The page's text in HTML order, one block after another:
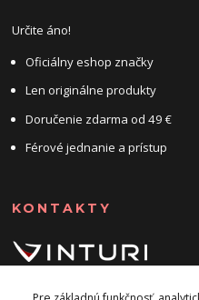
Určite áno!
Oficiálny eshop značky
Len originálne produkty
Doručenie zdarma od 49 €
Férové jednanie a prístup
KONTAKTY